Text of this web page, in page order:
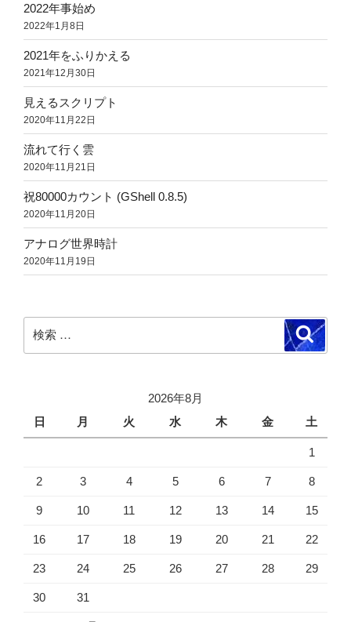
2022年事始め
2022年1月8日
2021年をふりかえる
2021年12月30日
見えるスクリプト
2020年11月22日
流れて行く雲
2020年11月21日
祝80000カウント (GShell 0.8.5)
2020年11月20日
アナログ世界時計
2020年11月19日
索:
検
索
2026年8月
日
月 火 水 木 金 土
1
2 3 4 5 6 7 8
9 10 11 12 13 14 15
16 17 18 19 20 21 22
23 24 25 26 27 28 29
30 31